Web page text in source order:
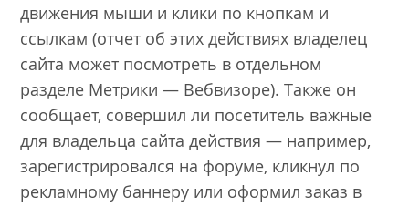
движения мыши и клики по кнопкам и
ссылкам (отчет об этих действиях владелец
сайта может посмотреть в отдельном
разделе Метрики — Вебвизоре). Также он
сообщает, совершил ли посетитель важные
для владельца сайта действия — например,
зарегистрировался на форуме, кликнул по
рекламному баннеру или оформил заказ в